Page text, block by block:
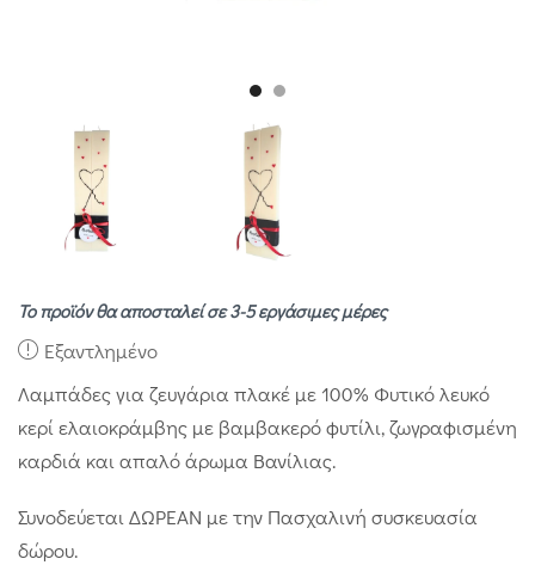
Το προϊόν θα αποσταλεί σε 3-5 εργάσιμες μέρες
Εξαντλημένο
Λαμπάδες για ζευγάρια πλακέ με 100% Φυτικό λευκό
κερί ελαιοκράμβης με βαμβακερό φυτίλι, ζωγραφισμένη
καρδιά και απαλό άρωμα Βανίλιας.
Συνοδεύεται ΔΩΡΕΑΝ με την Πασχαλινή συσκευασία
δώρου.